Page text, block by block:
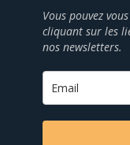
Vous pouvez
cliquant sur les
nos newsletters.